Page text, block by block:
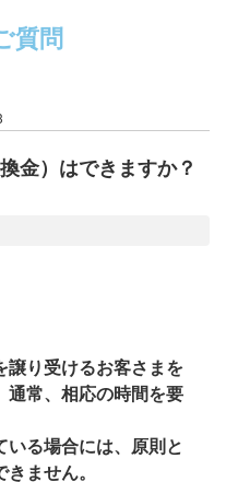
質問
金）はできますか？
譲り受けるお客さまを
通常、相応の時間を要
いる場合には、原則と
ません。